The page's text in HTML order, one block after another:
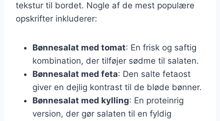
tekstur til bordet. Nogle af de mest populære
opskrifter inkluderer:
Bønnesalat med tomat: En frisk og saftig
kombination, der tilføjer sødme til salaten.
Bønnesalat med feta: Den salte fetaost
giver en dejlig kontrast til de bløde bønner.
Bønnesalat med kylling: En proteinrig
version, der gør salaten til en fyldig